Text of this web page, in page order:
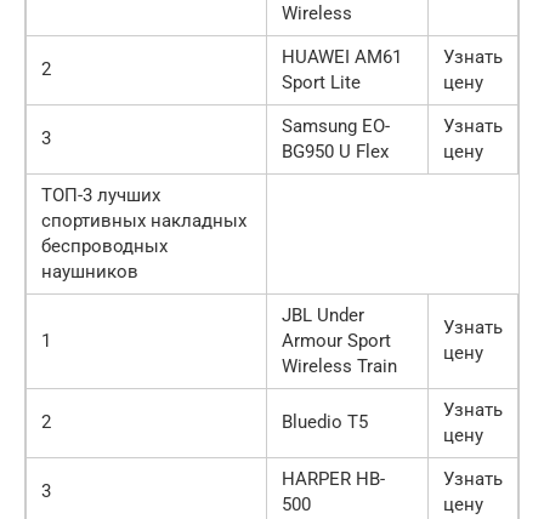
Wireless
2
HUAWEI AM61
Sport Lite
Узнать
цену
3
Samsung EO-
BG950 U Flex
Узнать
цену
ТОП-3 лучших
спортивных накладных
беспроводных
наушников
1
JBL Under
Armour Sport
Wireless Train
Узнать
цену
2 Bluedio T5
Узнать
цену
3
HARPER HB-
500
Узнать
цену